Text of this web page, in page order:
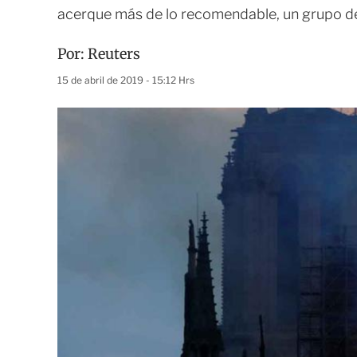
acerque más de lo recomendable, un grupo
Por: Reuters
15 de abril de 2019 - 15:12 Hrs